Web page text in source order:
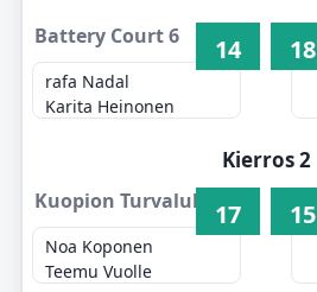
Battery Court 6
rafa Nadal
Karita Heinonen
14 18
Kierros 2
Kuopion Turvalukko 1
Noa Koponen
Teemu Vuolle
17 15